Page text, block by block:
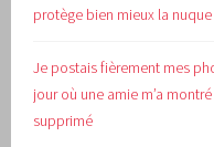
protège bien mieux la
Je postais fièrement mes
jour où une amie m’a
supprimé